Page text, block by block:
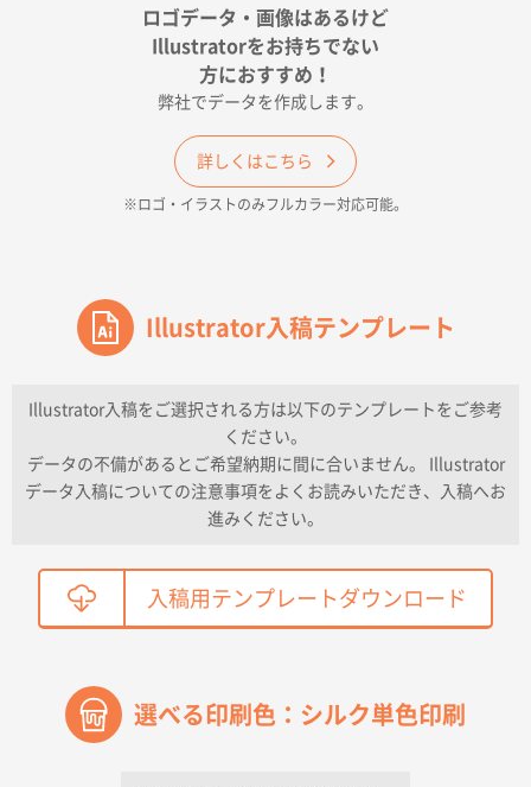
ポリ袋 手穴A4サイズ
5000枚
2026年04月17日 09:28
印刷色が豊富であったため
ECO OPPワンポイントポリ袋 A4サイズ（透明）
2026年04月16日 14:31
東京都のお客様
ワンポイントポリ袋 A4サイズ1000枚
2026年04月16日 11:41
ワンポイントポリ袋 A4サイズ300枚
2026年04月01日 16:32
こちらの需要にあったので
鳥取県T社様
【オーダー商品】特別ご注文ページ04
2150枚
青森県D社様
ロゴデータ・画像はあるけど
Illustratorをお持ちでない
方におすすめ！
弊社でデータを作成します。
詳しくはこちら
※ロゴ・イラストのみフルカラー対応可能。
Illustrator入稿テンプレート
Illustrator入稿をご選択される方は以下のテンプレートをご参考
ください。
データの不備があるとご希望納期に間に合いません。 Illustrator
データ入稿についての注意事項をよくお読みいただき、入稿へお
進みください。
入稿用テンプレートダウンロード
選べる印刷色：シルク単色印刷